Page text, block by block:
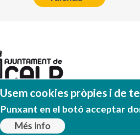
Usem cookies pròpies i de
Punxant en el botó acceptar
Més info